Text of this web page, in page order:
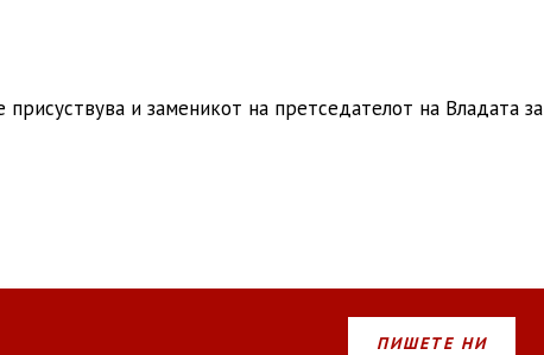
и заменикот на претседателот на Владата за
ПИШЕТЕ НИ